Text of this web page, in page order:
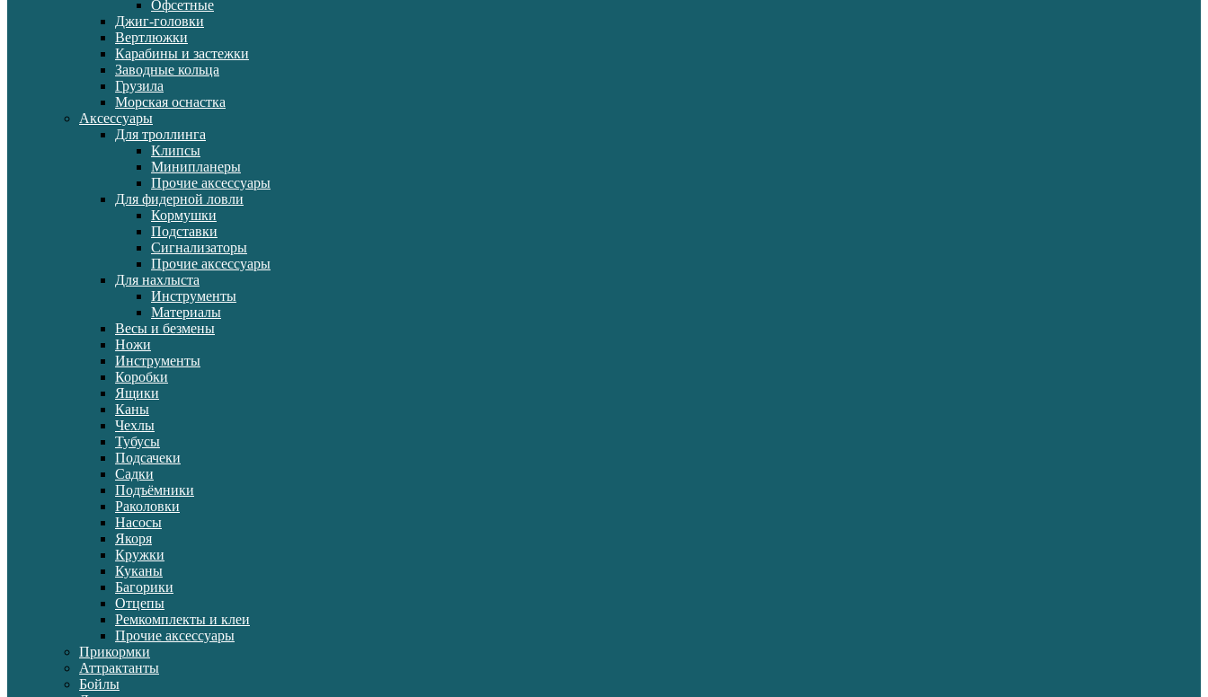
Офсетные
Джиг-головки
Вертлюжки
Карабины и застежки
Заводные кольца
Грузила
Морская оснастка
Аксессуары
Для троллинга
Клипсы
Минипланеры
Прочие аксессуары
Для фидерной ловли
Кормушки
Подставки
Сигнализаторы
Прочие аксессуары
Для нахлыста
Инструменты
Материалы
Весы и безмены
Ножи
Инструменты
Коробки
Ящики
Каны
Чехлы
Тубусы
Подсачеки
Садки
Подъёмники
Раколовки
Насосы
Якоря
Кружки
Куканы
Багорики
Отцепы
Ремкомплекты и клеи
Прочие аксессуары
Прикормки
Аттрактанты
Бойлы